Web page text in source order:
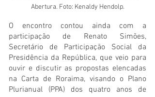
Abertura. Foto: Kenaldy Hendolp.
O encontro contou ainda com a
participação de Renato Simões,
Secretário de Participação Social da
Presidência da República, que veio para
ouvir e discutir as propostas elencadas
na Carta de Roraima, visando o Plano
Plurianual (PPA) dos quatro anos de